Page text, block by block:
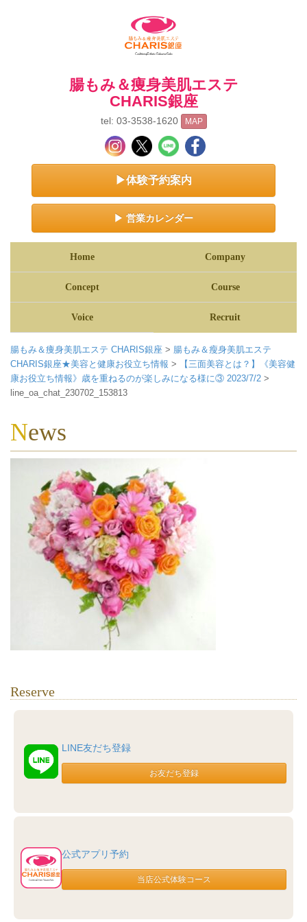
腸もみ＆痩身美肌エステ
CHARIS銀座
tel: 03-3538-1620 MAP
▶体験予約案内
▶ 営業カレンダー
Home Company
Concept Course
Voice Recruit
腸もみ＆痩身美肌エステ CHARIS銀座 > 腸もみ＆瘦身美肌エステ
CHARIS銀座★美容と健康お役立ち情報 >
【三面美容とは？】《美容健
康お役立ち情報》歳を重ねるのが楽しみになる様に③ 2023/7/2 >
line_oa_chat_230702_153813
News
Reserve
LINE友だち登録
公式アプリ予約